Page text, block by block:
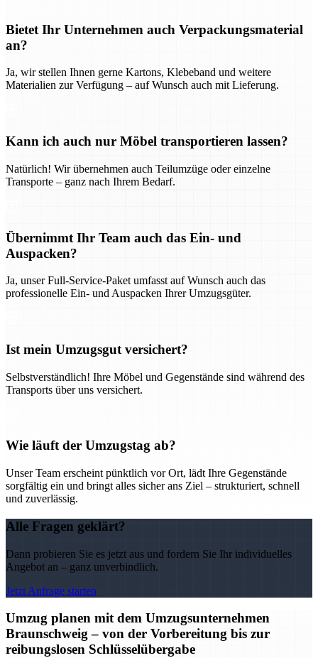
Bietet Ihr Unternehmen auch Verpackungsmaterial
an?
Ja, wir stellen Ihnen gerne Kartons, Klebeband und weitere
Materialien zur Verfügung – auf Wunsch auch mit Lieferung.
Kann ich auch nur Möbel transportieren lassen?
Natürlich! Wir übernehmen auch Teilumzüge oder einzelne
Transporte – ganz nach Ihrem Bedarf.
Übernimmt Ihr Team auch das Ein- und
Auspacken?
Ja, unser Full-Service-Paket umfasst auf Wunsch auch das
professionelle Ein- und Auspacken Ihrer Umzugsgüter.
Ist mein Umzugsgut versichert?
Selbstverständlich! Ihre Möbel und Gegenstände sind während des
Transports über uns versichert.
Wie läuft der Umzugstag ab?
Unser Team erscheint pünktlich vor Ort, lädt Ihre Gegenstände
sorgfältig ein und bringt alles sicher ans Ziel – strukturiert, schnell
und zuverlässig.
Alle Fragen geklärt?
Dann probieren Sie es jetzt aus und fordern Sie Ihr individuelles
Angebot an – ganz unverbindlich.
Jetzt Anfrage starten
Umzug planen mit dem Umzugsunternehmen
Braunschweig – von der Vorbereitung bis zur
reibungslosen Schlüsselübergabe